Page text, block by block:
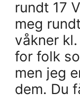
rundt 17
meg
våkner
for folk
men jeg
dem. Du